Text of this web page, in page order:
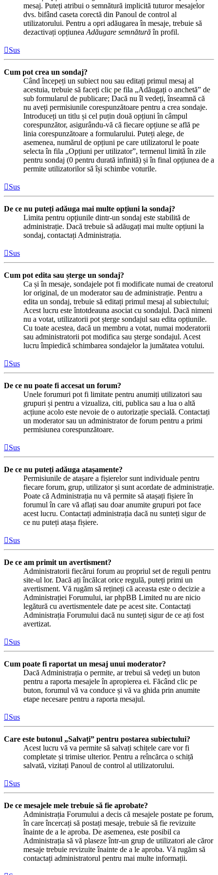
mesaj. Puteți atribui o semnătură implicită tuturor mesajelor
dvs. bifând caseta corectă din Panoul de control al
utilizatorului. Pentru a opri adăugarea în mesaje, trebuie să
dezactivați opțiunea Adăugare semnăturăîn profil.
Sus
Cum pot crea un sondaj?
Când începeți un subiect nou sau editați primul mesaj al
acestuia, trebuie să faceți clic pe fila „Adăugați o anchetă” de
sub formularul de publicare; Dacă nu îl vedeți, înseamnă că
nu aveți permisiunile corespunzătoare pentru a crea sondaje.
Introduceți un titlu și cel puțin două opțiuni în câmpul
corespunzător, asigurându-vă că fiecare opțiune se află pe
linia corespunzătoare a formularului. Puteți alege, de
asemenea, numărul de opțiuni pe care utilizatorul le poate
selecta în fila „Opțiuni per utilizator”, termenul limită în zile
pentru sondaj (0 pentru durată infinită) și în final opțiunea de a
permite utilizatorilor să își schimbe voturile.
Sus
De ce nu puteți adăuga mai multe opțiuni la sondaj?
Limita pentru opțiunile dintr-un sondaj este stabilită de
administrație. Dacă trebuie să adăugați mai multe opțiuni la
sondaj, contactați Administrația.
Sus
Cum pot edita sau șterge un sondaj?
Ca și în mesaje, sondajele pot fi modificate numai de creatorul
lor original, de un moderator sau de administrație. Pentru a
edita un sondaj, trebuie să editați primul mesaj al subiectului;
Acest lucru este întotdeauna asociat cu sondajul. Dacă nimeni
nu a votat, utilizatorii pot șterge sondajul sau edita opțiunile.
Cu toate acestea, dacă un membru a votat, numai moderatorii
sau administratorii pot modifica sau șterge sondajul. Acest
lucru împiedică schimbarea sondajelor la jumătatea votului.
Sus
De ce nu poate fi accesat un forum?
Unele forumuri pot fi limitate pentru anumiți utilizatori sau
grupuri și pentru a vizualiza, citi, publica sau a lua o altă
acțiune acolo este nevoie de o autorizație specială. Contactați
un moderator sau un administrator de forum pentru a primi
permisiunea corespunzătoare.
Sus
De ce nu puteți adăuga atașamente?
Permisiunile de atașare a fișierelor sunt individuale pentru
fiecare forum, grup, utilizator și sunt acordate de administrație.
Poate că Administrația nu vă permite să atașați fișiere în
forumul în care vă aflați sau doar anumite grupuri pot face
acest lucru. Contactați administrația dacă nu sunteți sigur de
ce nu puteți atașa fișiere.
Sus
De ce am primit un avertisment?
Administratorii fiecărui forum au propriul set de reguli pentru
site-ul lor. Dacă ați încălcat orice regulă, puteți primi un
avertisment. Vă rugăm să rețineți că aceasta este o decizie a
Administrației Forumului, iar phpBB Limited nu are nicio
legătură cu avertismentele date pe acest site. Contactați
Administrația Forumului dacă nu sunteți sigur de ce ați fost
avertizat.
Sus
Cum poate fi raportat un mesaj unui moderator?
Dacă Administrația o permite, ar trebui să vedeți un buton
pentru a raporta mesajele în apropierea ei. Făcând clic pe
buton, forumul vă va conduce și vă va ghida prin anumite
etape necesare pentru a raporta mesajul.
Sus
Care este butonul „Salvați” pentru postarea subiectului?
Acest lucru vă va permite să salvați schițele care vor fi
completate și trimise ulterior. Pentru a reîncărca o schiță
salvată, vizitați Panoul de control al utilizatorului.
Sus
De ce mesajele mele trebuie să fie aprobate?
Administrația Forumului a decis că mesajele postate pe forum,
în care încercați să postați mesaje, trebuie să fie revizuite
înainte de a le aproba. De asemenea, este posibil ca
Administrația să vă plaseze într-un grup de utilizatori ale căror
mesaje trebuie revizuite înainte de a le aproba. Vă rugăm să
contactați administratorul pentru mai multe informații.